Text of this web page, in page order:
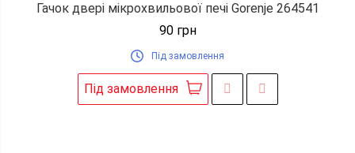
Гачок двері мікрохвильової печі Gorenje 264541
90грн
Під замовлення
Під замовлення